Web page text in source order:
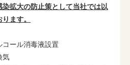
拡大の防止策として当社では以
ます。
コール消毒液設置
気